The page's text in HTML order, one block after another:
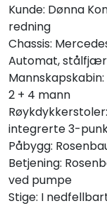
Kunde: Dønna
redning
Chassis:
Automat,
2 + 4 mann
integrerte 3-
Påbygg:
Betjening:
ved pumpe
Stige: I